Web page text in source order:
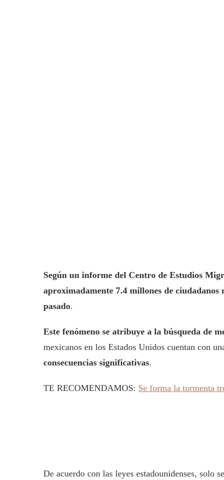
Según un informe del Centro de Estudios
aproximadamente 7.4 millones de
pasado.
Este fenómeno se atribuye a la búsqueda de
mexicanos en los Estados Unidos cuentan con
consecuencias significativas.
TE RECOMENDAMOS: Se forma la tormenta
De acuerdo con las leyes estadounidenses, solo